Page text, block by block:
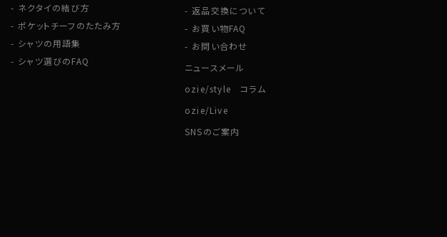
ネクタイの結び方
ポケットチーフのたたみ方
シャツの用語集
シャツ選びのFAQ
返品交換について
お買い物FAQ
お問い合わせ
ニュースメール
ozie/style コラム
ozie/Live
SNSのご案内